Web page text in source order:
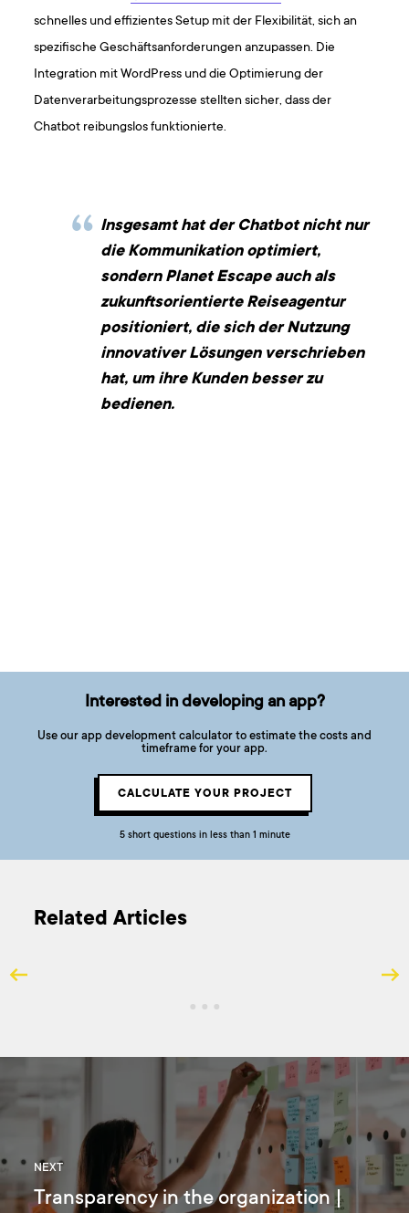
schnelles und effizientes Setup mit der Flexibilität, sich an
spezifische Geschäftsanforderungen anzupassen. Die
Integration mit WordPress und die Optimierung der
Datenverarbeitungsprozesse stellten sicher, dass der
Chatbot reibungslos funktionierte.
Insgesamt hat der Chatbot nicht nur
die Kommunikation optimiert,
sondern Planet Escape auch als
zukunftsorientierte Reiseagentur
positioniert, die sich der Nutzung
innovativer Lösungen verschrieben
hat, um ihre Kunden besser zu
bedienen.
Interested in developing an app?
Use our app development calculator to estimate the costs and
timeframe for your app.
CALCULATE YOUR PROJECT
5 short questions in less than 1 minute
Related Articles
NEXT
Transparency in the organization |